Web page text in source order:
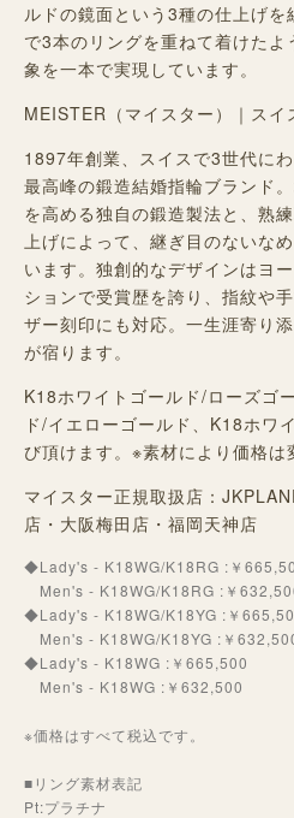
ルドの鏡面という3種の仕上げを
で3本のリングを重ねて着けた
象を一本で実現しています。
MEISTER（マイスター）｜スイ
1897年創業、スイスで3世代に
最高峰の鍛造結婚指輪ブランド
を高める独自の鍛造製法と、熟
上げによって、継ぎ目のないな
います。独創的なデザインはヨ
ションで受賞歴を誇り、指紋や
ザー刻印にも対応。一生涯寄り
が宿ります。
K18ホワイトゴールド/ローズゴ
ド/イエローゴールド、K18ホワ
び頂けます。※素材により価格は
マイスター正規取扱店：
店・大阪梅田店・福岡天神店
◆Lady's - K18WG/K18RG :￥
Men's - K18WG/K18RG :￥
◆Lady's - K18WG/K18YG :￥
Men's - K18WG/K18YG :￥
◆Lady's - K18WG :￥665,500
Men's - K18WG :￥632,500
※価格はすべて税込です。
■リング素材表記
Pt:プラチナ